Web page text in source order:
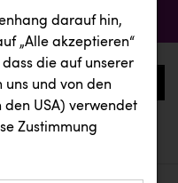
0
darauf hin,
„Alle akzeptieren“
die auf unserer
uns und von den
USA) verwendet
Zustimmung